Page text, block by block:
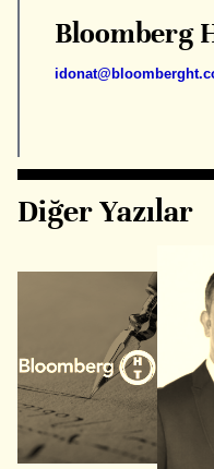
Bloomberg
Diğer Yazılar